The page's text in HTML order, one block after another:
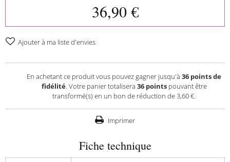
36,90 €
Ajouter à ma liste d'envies
En achetant ce produit vous pouvez gagner jusqu'à 36 points de
fidélité. Votre panier totalisera 36pointspouvant être
transformé(s) en un bon de réduction de3,60 €.
Imprimer
Fiche technique